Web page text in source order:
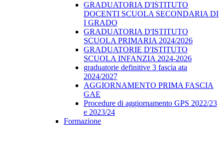
GRADUATORIA D'ISTITUTO
DOCENTI SCUOLA SECONDARIA DI
I GRADO
GRADUATORIA D'ISTITUTO
SCUOLA PRIMARIA 2024/2026
GRADUATORIE D'ISTITUTO
SCUOLA INFANZIA 2024-2026
graduatorie definitive 3 fascia ata
2024/2027
AGGIORNAMENTO PRIMA FASCIA
GAE
Procedure di aggiornamento GPS 2022/23
e 2023/24
Formazione